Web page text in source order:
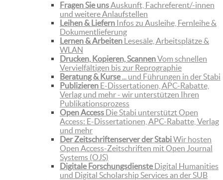
Fragen Sie unsAuskunft, Fachreferent/-innen
und weitere Anlaufstellen
Leihen & Liefern Infos zu Ausleihe, Fernleihe &
Dokumentlieferung
Lernen & Arbeiten Lesesäle, Arbeitsplätze &
WLAN
Drucken, Kopieren, ScannenVom schnellen
Vervielfältigen bis zur Reprographie
Beratung & Kurse... und Führungen in der Stabi
Publizieren E-Dissertationen, APC-Rabatte,
Verlag und mehr - wir unterstützen Ihren
Publikationsprozess
Open Access Die Stabi unterstützt Open
Access: E-Dissertationen, APC-Rabatte, Verlag
und mehr
Der Zeitschriftenserver der StabiWir hosten
Open Access-Zeitschriften mit Open Journal
Systems (OJS)
Digitale ForschungsdiensteDigital Humanities
und Digital Scholarship Services an der SUB